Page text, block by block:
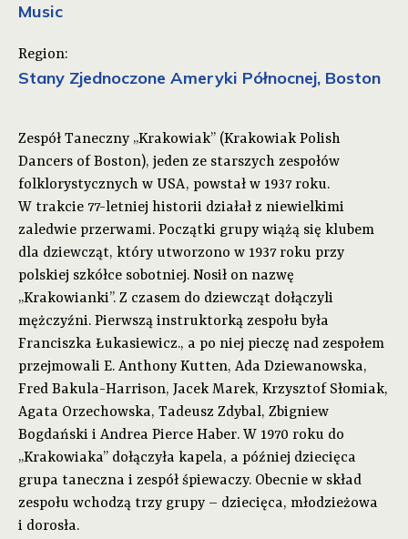
Music
Region:
Stany Zjednoczone Ameryki Północnej, Boston
Zespół Taneczny „Krakowiak” (Krakowiak Polish
Dancers of Boston), jeden ze starszych zespołów
folklorystycznych w USA, powstał w 1937 roku.
W trakcie 77-letniej historii działał z niewielkimi
zaledwie przerwami. Początki grupy wiążą się klubem
dla dziewcząt, który utworzono w 1937 roku przy
polskiej szkółce sobotniej. Nosił on nazwę
„Krakowianki”. Z czasem do dziewcząt dołączyli
mężczyźni. Pierwszą instruktorką zespołu była
Franciszka Łukasiewicz., a po niej pieczę nad zespołem
przejmowali E. Anthony Kutten, Ada Dziewanowska,
Fred Bakula-Harrison, Jacek Marek, Krzysztof Słomiak,
Agata Orzechowska, Tadeusz Zdybal, Zbigniew
Bogdański i Andrea Pierce Haber. W 1970 roku do
„Krakowiaka” dołączyła kapela, a później dziecięca
grupa taneczna i zespół śpiewaczy. Obecnie w skład
zespołu wchodzą trzy grupy – dziecięca, młodzieżowa
i dorosła.